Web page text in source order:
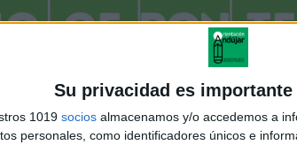
Su privacidad es
1019 socios almacenamos y/o accedemos a
personales, como identificadores únicos e